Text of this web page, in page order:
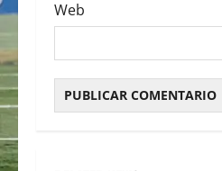
Web